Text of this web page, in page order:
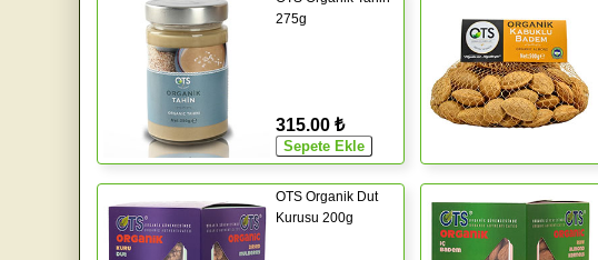
275g
315.00 ₺
OTS Organik Dut
Kurusu 200g